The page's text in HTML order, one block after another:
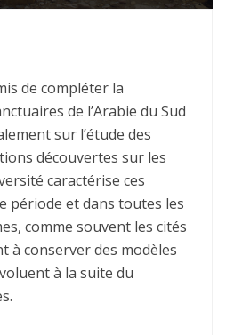
de compléter la
de l’Arabie du Sud
sur l’étude des
découvertes sur les
caractérise ces
période et dans toutes les
comme souvent les cités
à conserver des modèles
à la suite du